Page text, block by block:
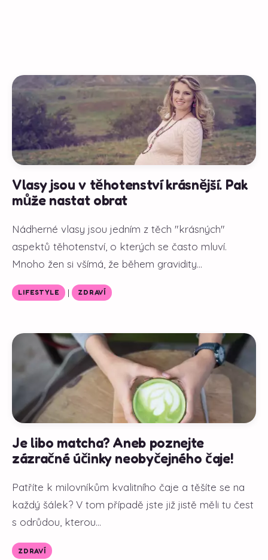
Vlasy jsou v těhotenství krásnější. Pak
může nastat obrat
Nádherné vlasy jsou jedním z těch "krásných"
aspektů těhotenství, o kterých se často mluví.
Mnoho žen si všímá, že během gravidity...
LIFESTYLE | ZDRAVÍ
Je libo matcha? Aneb poznejte
zázračné účinky neobyčejného čaje!
Patříte k milovníkům kvalitního čaje a těšíte se na
každý šálek? V tom případě jste již jistě měli tu čest
s odrůdou, kterou...
ZDRAVÍ